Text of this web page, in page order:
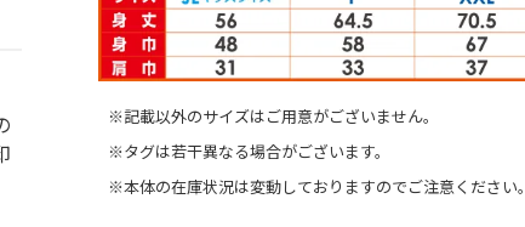
※記載以外のサイズはご用意がございません。
※タグは若干異なる場合がございます。
※本体の在庫状況は変動しておりますのでご注意ください。